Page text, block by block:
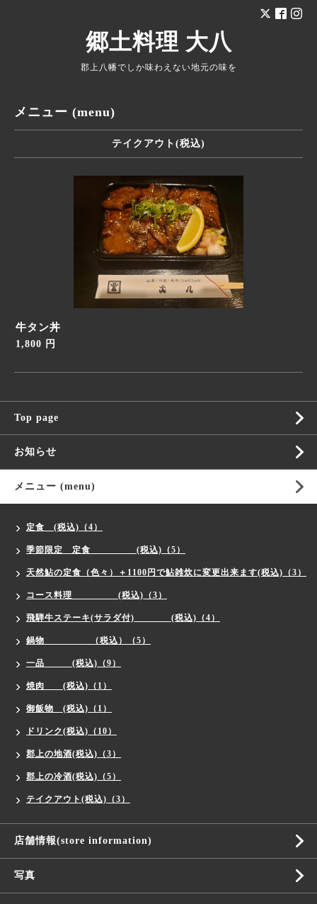
郷土料理 大八
郡上八幡でしか味わえない地元の味を
メニュー (menu)
テイクアウト(税込)
牛タン丼
1,800 円
Top page
お知らせ
メニュー (menu)
定食 (税込)（4）
季節限定 定食 (税込)（5）
天然鮎の定食（色々）＋1100円で鮎雑炊に変更出来ます(税込)（3）
コース料理 (税込)（3）
飛騨牛ステーキ(サラダ付) (税込)（4）
鍋物 （税込）（5）
一品 (税込)（9）
焼肉 (税込)（1）
御飯物 (税込)（1）
ドリンク(税込)（10）
郡上の地酒(税込)（3）
郡上の冷酒(税込)（5）
テイクアウト(税込)（3）
店舗情報(store information)
写真